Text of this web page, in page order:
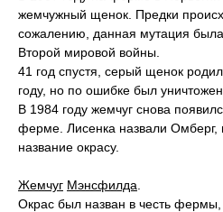
жемчужный щенок. Предки
сожалению, данная мутация
Второй мировой войны.
41 год спустя, серый щенок
году, но по ошибке был уничтожен.
В 1984 году жемчуг снова
ферме. Лисенка назвали Омберг,
название окрасу.
Жемчуг Мэнсфилда
Окрас был назван в честь